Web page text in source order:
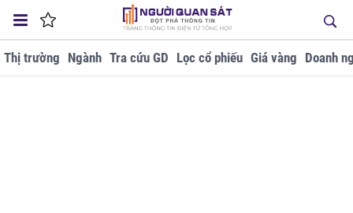
Thị trường Ngành Tra cứu GD Lọc cổ phiếu Giá vàng Doanh